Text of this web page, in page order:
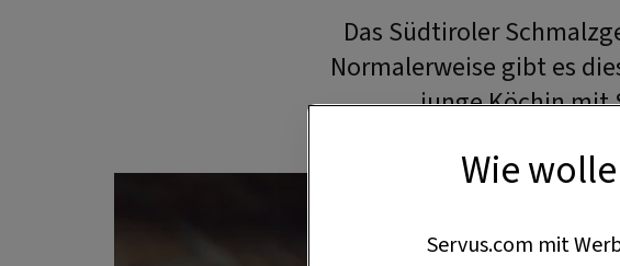
Das Südtiroler
Normalerweise gibt es
junge Köchin mit
Wie
Servus.com mit